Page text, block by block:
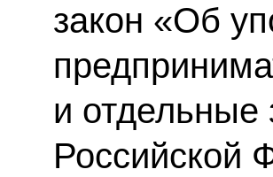
закон «Об
и отдельные
Российской